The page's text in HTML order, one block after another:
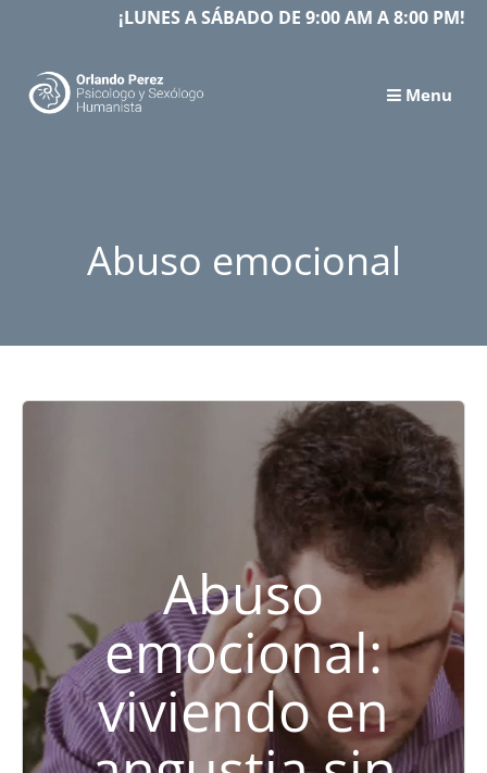
content
¡LUNES A SÁBADO DE 9:00 AM A 8:00 PM!
Menu
Abuso emocional
Abuso
emocional:
viviendo en